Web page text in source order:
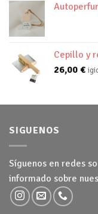
Cepillo y
26,00 €
SIGUENOS
Síguenos en redes
informado sobre